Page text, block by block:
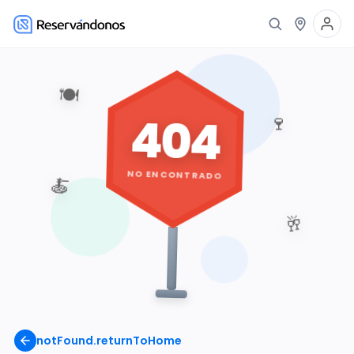
notFound.returnToHome
🍽️
🍷
🥂
🍝
404
NO ENCONTRADO